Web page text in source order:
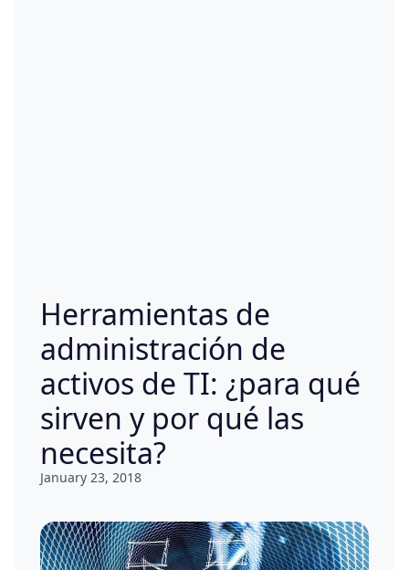
Herramientas de
administración de
activos de TI: ¿para qué
sirven y por qué las
necesita?
January 23, 2018